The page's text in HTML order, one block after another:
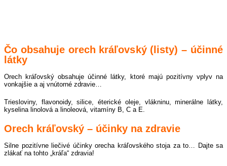
Čo obsahuje orech kráľovský (listy) – účinné
látky
Orech kráľovský obsahuje účinné látky, ktoré majú pozitívny vplyv na
vonkajšie a aj vnútorné zdravie…
Triesloviny, flavonoidy, silice, éterické oleje, vlákninu, minerálne látky,
kyselina linolová a linoleová, vitamíny B, C a E.
Orech kráľovský – účinky na zdravie
Silne pozitívne liečivé účinky orecha kráľovského stoja za to… Dajte sa
zlákať na tohto „kráľa“ zdravia!